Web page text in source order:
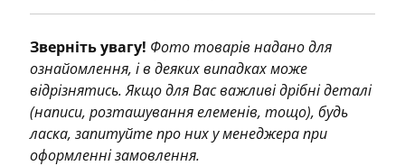
Зверніть увагу! Фото товарів надано для
ознайомлення, і в деяких випадках може
відрізнятись. Якщо для Вас важливі дрібні деталі
(написи, розташування елеменів, тощо), будь
ласка, запитуйте про них у менеджера при
оформленні замовлення.